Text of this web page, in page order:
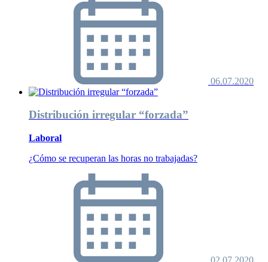
06.07.2020
Distribución irregular “forzada”
Laboral
¿Cómo se recuperan las horas no trabajadas?
02.07.2020